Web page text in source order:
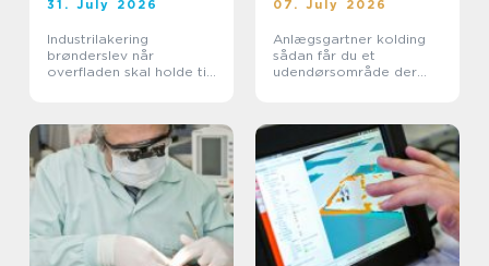
31. July 2026
Industrilakering
brønderslev når
overfladen skal holde til
07. July 2026
Anlægsgartner kolding
sådan får du et
udendørsområde der